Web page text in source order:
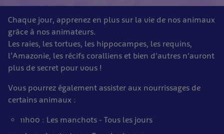
Chaque jour, apprenez en plus sur la vie de nos animaux
grâce à nos animateurs.
Les raies, les tortues, les hippocampes, les requins,
l’Amazonie, les récifs coralliens et bien d'autres n'auront
plus de secret pour vous !
Vous pourrez également assister aux nourrissages de
certains animaux :
11h00 : Les manchots - Tous les jours